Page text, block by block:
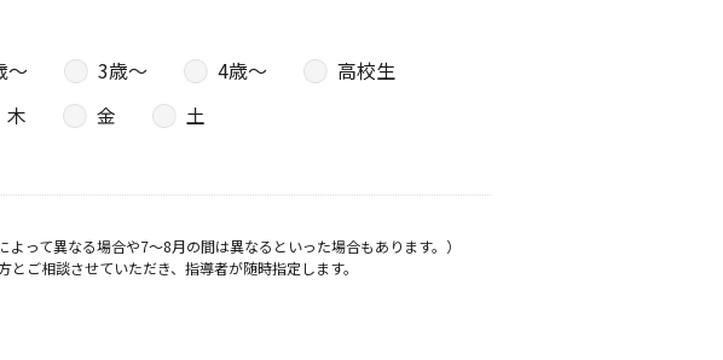
〜 3歳〜 4歳〜
高校生
木 金
土
って異なる場合や7～8月の間は異なるといった場合もあります。）
ご相談させていただき、指導者が随時指定します。